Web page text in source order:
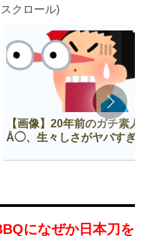
クロール)
【画像】20年前のガチ素人
Å◯、生々しさがヤバすぎ
になぜか日本刀を